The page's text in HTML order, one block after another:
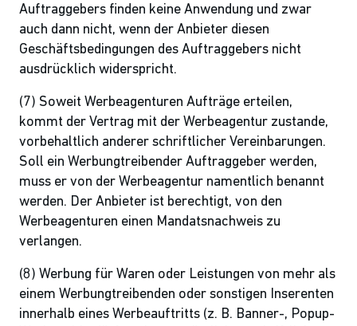
Auftraggebers finden keine Anwendung und zwar
auch dann nicht, wenn der Anbieter diesen
Geschäftsbedingungen des Auftraggebers nicht
ausdrücklich widerspricht.
(7) Soweit Werbeagenturen Aufträge erteilen,
kommt der Vertrag mit der Werbeagentur zustande,
vorbehaltlich anderer schriftlicher Vereinbarungen.
Soll ein Werbungtreibender Auftraggeber werden,
muss er von der Werbeagentur namentlich benannt
werden. Der Anbieter ist berechtigt, von den
Werbeagenturen einen Mandatsnachweis zu
verlangen.
(8) Werbung für Waren oder Leistungen von mehr als
einem Werbungtreibenden oder sonstigen Inserenten
innerhalb eines Werbeauftritts (z. B. Banner-, Popup-